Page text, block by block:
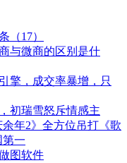
（17）
与微商的区别是什
擎，成交率暴增，只
初瑞雪怒斥情感主
年2》全方位吊打《歌
第一
图软件